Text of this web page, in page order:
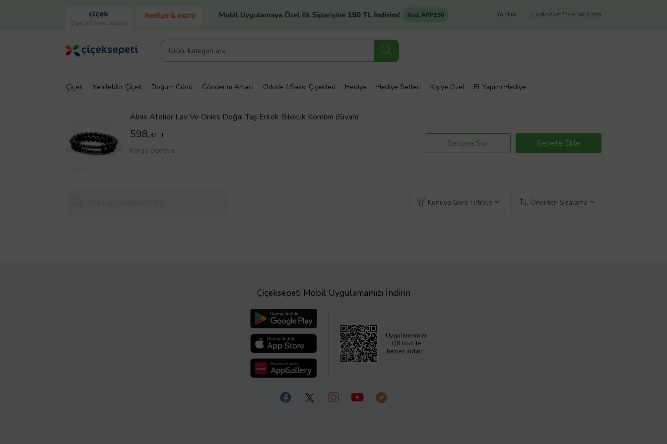
Çiçek ve Gurme Lezzetler
Çiçeksepeti'nde Satış Yap
Yardım
Çiçek Yenilebilir Çiçek Doğum Günü Gönderim Amacı Orkide / Saksı Çiçekleri Hediye Hediye Setleri Kişiye Özel El Yapımı Hediye
Alnis Atelier Lav Ve Oniks Doğal Taş Erkek Bileklik Kombin (Siyah)
598,43 TL
Kargo Bedava
Satıcıya Sor Sepete Ekle
Konuya Göre Filtrele Önerilen Sıralama
Çiçeksepeti Mobil Uygulamamızı İndirin
Uygulamamızı
QR kod ile
hemen indirin.